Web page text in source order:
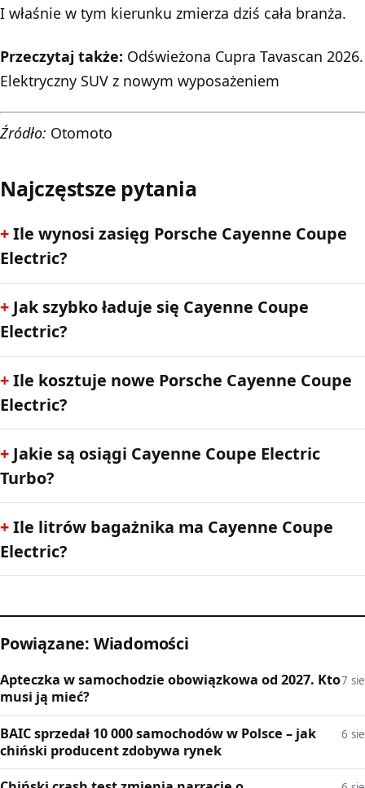
I właśnie w tym kierunku zmierza dziś cała branża.
Przeczytaj także: Odświeżona Cupra Tavascan 2026.
Elektryczny SUV z nowym wyposażeniem
Źródło: Otomoto
Najczęstsze pytania
Ile wynosi zasięg Porsche Cayenne Coupe
Electric?
Jak szybko ładuje się Cayenne Coupe
Electric?
Ile kosztuje nowe Porsche Cayenne Coupe
Electric?
Jakie są osiągi Cayenne Coupe Electric
Turbo?
Ile litrów bagażnika ma Cayenne Coupe
Electric?
Powiązane: Wiadomości
Apteczka w samochodzie obowiązkowa od 2027. Kto
musi ją mieć?
7 sie
BAIC sprzedał 10 000 samochodów w Polsce – jak
chiński producent zdobywa rynek
6 sie